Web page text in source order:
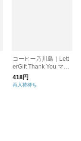
コーヒー乃川島｜Lett
erGift Thank You マグ
カップ
418円
再入荷待ち